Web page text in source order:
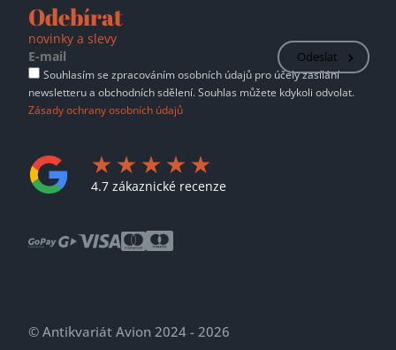
Odebírat
novinky a slevy
Odeslat
Souhlasím se zpracováním osobních údajů pro účely zasílání
newsletteru a obchodních sdělení. Souhlas můžete kdykoli odvolat.
Zásady ochrany osobních údajů
4.7 zákaznické recenze
© Antikvariát Avion 2024 - 2026